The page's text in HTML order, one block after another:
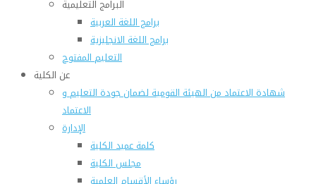
البرامج التعليمية
برامج اللغة العربية
برامج اللغة الانجليزية
التعليم المفتوح
عن الكلية
شهادة الاعتماد من الهيئة القومية لضمان جودة التعليم و
الاعتماد
الإدارة
كلمة عميد الكلية
مجلس الكلية